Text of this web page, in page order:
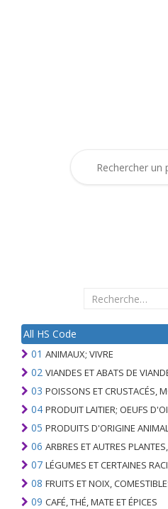
All HS Code
01 ANIMAUX; VIVRE
02 VIANDES ET ABATS DE
03 POISSONS ET CRUSTACÉS,
04 PRODUIT LAITIER; OEUFS D'OISEAUX; MIEL NATUREL; PRODUITS
05 PRODUITS D'ORIGINE ANIMALE;
06 ARBRES ET AUTRES PLANTES, VIVANTS; AMPOULES,
07 LÉGUMES ET CERTAINES
08 FRUITS ET NOIX, COMESTIBLES;
09 CAFÉ, THÉ, MATE ET ÉPICES